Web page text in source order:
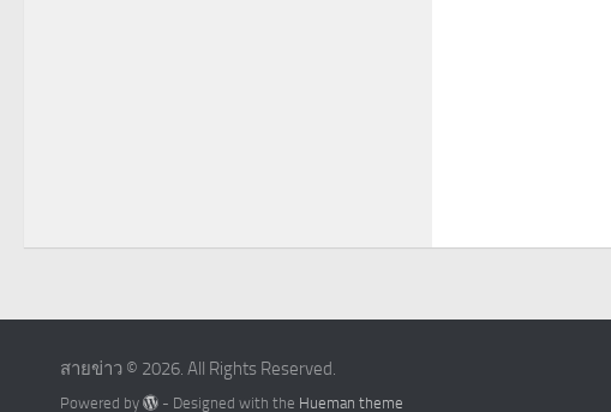
สายข่าว © 2026. All Rights Reserved.
Powered by - Designed with the Hueman theme